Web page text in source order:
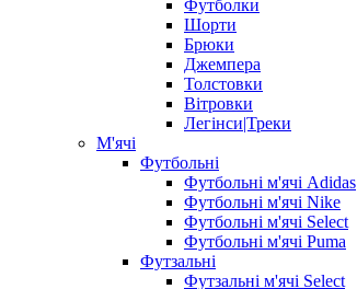
Футболки
Шорти
Брюки
Джемпера
Толстовки
Вітровки
Легінси|Треки
М'ячі
Футбольні
Футбольні м'ячі Adidas
Футбольні м'ячі Nike
Футбольні м'ячі Select
Футбольні м'ячі Puma
Футзальні
Футзальні м'ячі Select